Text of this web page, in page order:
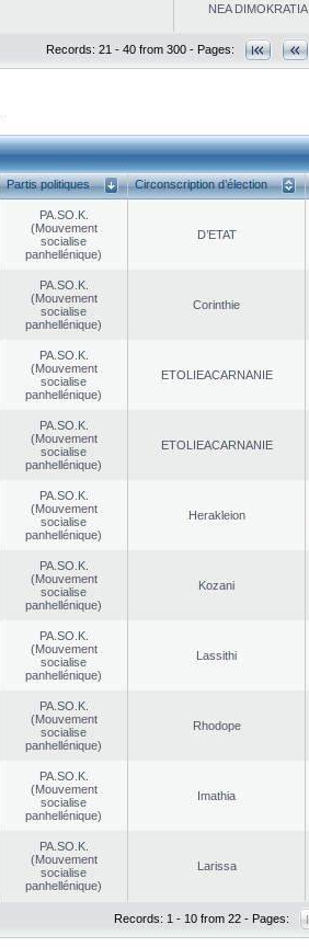
NEA DΙMOKRATIA
Records: 21 - 40 from 300 - Pages:
Partis politiques Circonscription d’élection
PA.SO.K.
(Mouvement
socialise
panhellénique)
D’ETAT
PA.SO.K.
(Mouvement
socialise
panhellénique)
Corinthie
PA.SO.K.
(Mouvement
socialise
panhellénique)
EΤOLIEACARNANIE
PA.SO.K.
(Mouvement
socialise
panhellénique)
EΤOLIEACARNANIE
PA.SO.K.
(Mouvement
socialise
panhellénique)
Herakleion
PA.SO.K.
(Mouvement
socialise
panhellénique)
Kozani
PA.SO.K.
(Mouvement
socialise
panhellénique)
Lassithi
PA.SO.K.
(Mouvement
socialise
panhellénique)
Rhodope
PA.SO.K.
(Mouvement
socialise
panhellénique)
Imathia
PA.SO.K.
(Mouvement
socialise
panhellénique)
Larissa
Records: 1 - 10 from 22 - Pages: